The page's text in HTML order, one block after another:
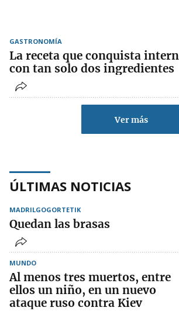
GASTRONOMÍA
La receta que conquista
con tan solo dos ingredientes
Ver más
ÚLTIMAS NOTICIAS
MADRILGOGORTETIK
Quedan las brasas
MUNDO
Al menos tres muertos, entre
ellos un niño, en un nuevo
ataque ruso contra Kiev